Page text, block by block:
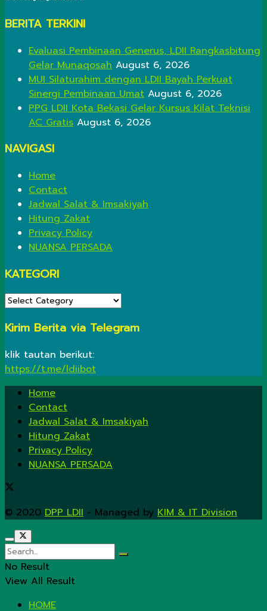
BERITA TERKINI
Evaluasi Pembinaan Generus, LDII Rangkasbitung
Gelar Munaqosah August 6, 2026
MUI Silaturahim dengan LDII Bayah Perkuat
Sinergi Pembinaan Umat August 6, 2026
PPG LDII Kota Bekasi Gelar Kursus Kilat Teknisi
AC Gratis August 6, 2026
NAVIGASI
Home
Contact
Jadwal Salat & Imsakiyah
Hitung Zakat
Privacy Policy
NUANSA PERSADA
KATEGORI
KATEGORI
Kirim Berita via Telegram
klik tautan berikut:
https://t.me/ldiibot
Home
Contact
Jadwal Salat & Imsakiyah
Hitung Zakat
Privacy Policy
NUANSA PERSADA
© 2020 DPP LDII - Managed by KIM & IT Division.
No Result
View All Result
HOME